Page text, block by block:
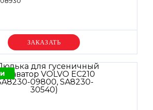
Уточняйте цену